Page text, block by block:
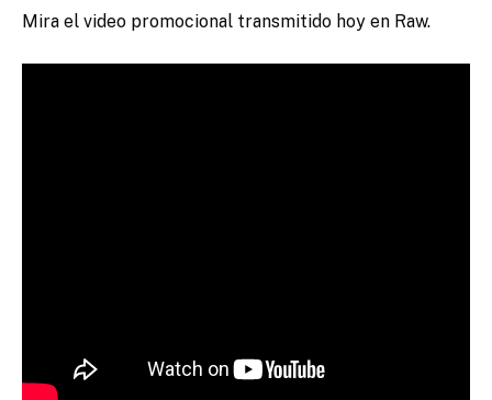
Mira el video promocional transmitido hoy en Raw.